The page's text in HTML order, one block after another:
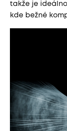
takže je
kde bežné